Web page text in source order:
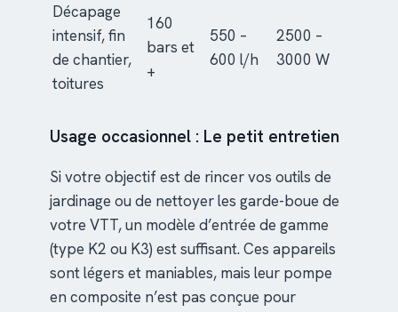
Décapage
intensif, fin
de chantier,
toitures
160
bars et
+
550 –
600 l/h
2500 –
3000 W
Usage occasionnel : Le petit entretien
Si votre objectif est de rincer vos outils de
jardinage ou de nettoyer les garde-boue de
votre VTT, un modèle d’entrée de gamme
(type K2 ou K3) est suffisant. Ces appareils
sont légers et maniables, mais leur pompe
en composite n’est pas conçue pour